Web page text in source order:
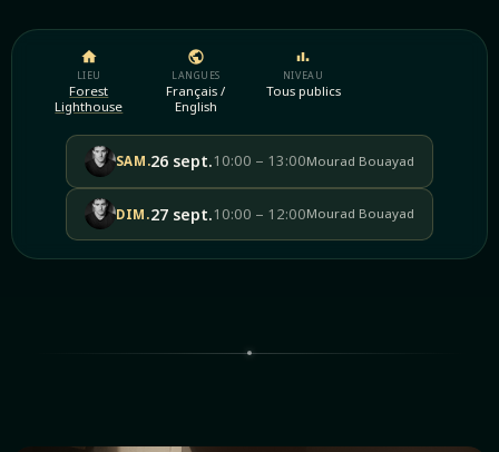
LIEU
Forest
Lighthouse
LANGUES
Français /
English
NIVEAU
Tous publics
SAM.26 sept.10:00 – 13:00Mourad Bouayad
DIM.27 sept.10:00 – 12:00Mourad Bouayad